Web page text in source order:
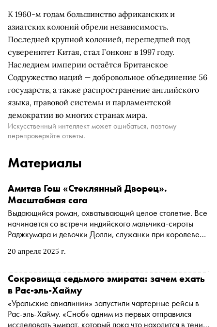
К 1960-м годам большинство африканских и
азиатских колоний обрели независимость.
Последней крупной колонией, перешедшей под
суверенитет Китая, стал Гонконг в 1997 году.
Наследием империи остаётся Британское
Содружество наций — добровольное объединение 56
государств, а также распространение английского
языка, правовой системы и парламентской
демократии во многих странах мира.
Искусственный интеллект может ошибаться, поэтому
перепроверяйте ответы.
Материалы
20 апреля 2025 г.
Амитав Гош «Стеклянный Дворец».
Масштабная сага
Выдающийся роман, охватывающий целое столетие. Все
начинается со встречи индийского мальчика-сироты
Раджкумара и девочки Долли, служанки при королеве
«Фантом Пресс» в переводе Марии Александровой
Сокровища седьмого эмирата: зачем ехать
в Рас-эль-Хайму
«Уральские авиалинии» запустили чартерные рейсы в
Рас-эль-Хайму. «Сноб» одним из первых отправился
исследовать эмират, который пока что находится в тени